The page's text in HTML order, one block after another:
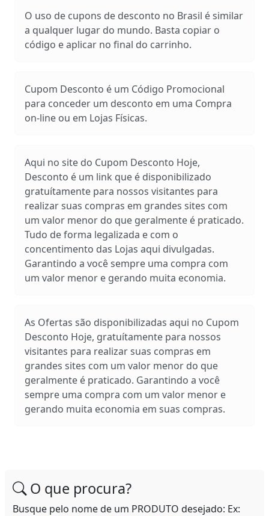
O uso de cupons de desconto no Brasil é similar
a qualquer lugar do mundo. Basta copiar o
código e aplicar no final do carrinho.
Cupom Desconto é um Código Promocional
para conceder um desconto em uma Compra
on-line ou em Lojas Físicas.
Aqui no site do Cupom Desconto Hoje,
Desconto é um link que é disponibilizado
gratuítamente para nossos visitantes para
realizar suas compras em grandes sites com
um valor menor do que geralmente é praticado.
Tudo de forma legalizada e com o
concentimento das Lojas aqui divulgadas.
Garantindo a você sempre uma compra com
um valor menor e gerando muita economia.
As Ofertas são disponibilizadas aqui no Cupom
Desconto Hoje, gratuítamente para nossos
visitantes para realizar suas compras em
grandes sites com um valor menor do que
geralmente é praticado. Garantindo a você
sempre uma compra com um valor menor e
gerando muita economia em suas compras.
O que procura?
Busque pelo nome de um PRODUTO desejado: Ex: